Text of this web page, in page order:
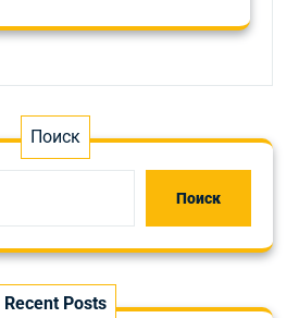
Поиск
Поиск
Recent Posts